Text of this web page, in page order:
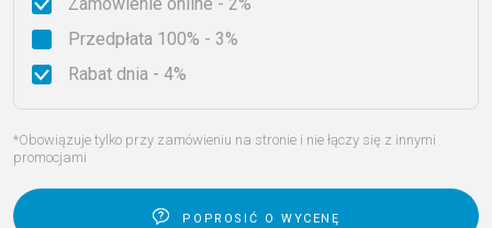
Przedpłata 100% - 3%
Rabat dnia - 4%
*Obowiązuje tylko przy zamówieniu na stronie i nie łączy się z innymi
promocjami
poprosić o wycenę